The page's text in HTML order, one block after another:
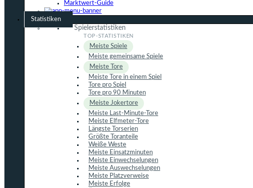
Marktwert-Guide
Statistiken
Spielerstatistiken
Meiste Spiele
Meiste gemeinsame Spiele
Meiste Tore
Meiste Tore in einem Spiel
Tore pro Spiel
Tore pro 90 Minuten
Meiste Jokertore
Meiste Last-Minute-Tore
Meiste Elfmeter-Tore
Längste Torserien
Größte Toranteile
Weiße Weste
Meiste Einsatzminuten
Meiste Einwechselungen
Meiste Auswechselungen
Meiste Platzverweise
Meiste Erfolge